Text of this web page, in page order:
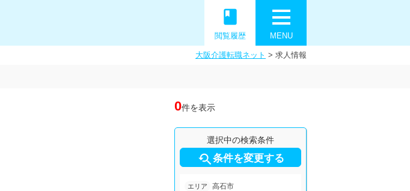
MENU
book
閲覧履歴
大阪介護転職ネット > 求人情報
0件を表示
選択中の検索条件
条件を変更する
エリア 高石市